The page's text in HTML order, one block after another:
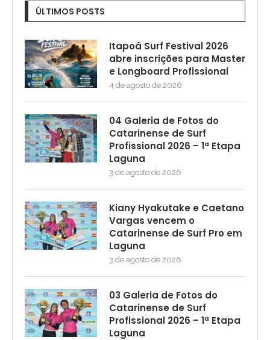
ÚLTIMOS POSTS
Itapoá Surf Festival 2026
abre inscrições para Master
e Longboard Profissional
4 de agosto de 2026
04 Galeria de Fotos do
Catarinense de Surf
Profissional 2026 – 1ª Etapa
Laguna
3 de agosto de 2026
Kiany Hyakutake e Caetano
Vargas vencem o
Catarinense de Surf Pro em
Laguna
3 de agosto de 2026
03 Galeria de Fotos do
Catarinense de Surf
Profissional 2026 – 1ª Etapa
Laguna